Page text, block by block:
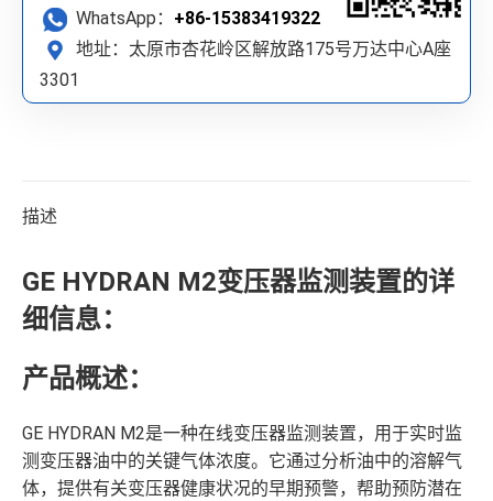
WhatsApp： +86-15383419322
地址：太原市杏花岭区解放路175号万达中心A座
3301
描述
GE HYDRAN M2变压器监测装置的详
细信息：
产品概述：
GE HYDRAN M2是一种在线变压器监测装置，用于实时监
测变压器油中的关键气体浓度。它通过分析油中的溶解气
体，提供有关变压器健康状况的早期预警，帮助预防潜在